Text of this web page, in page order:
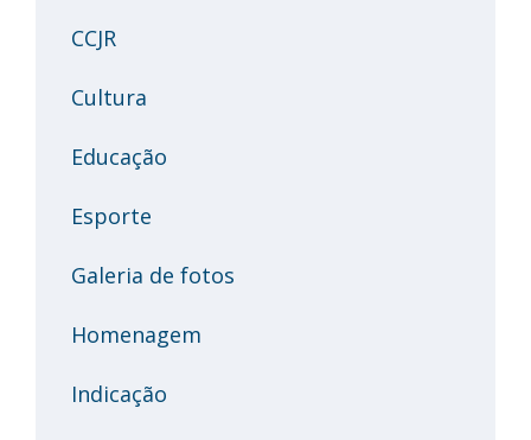
CCJR
Cultura
Educação
Esporte
Galeria de fotos
Homenagem
Indicação